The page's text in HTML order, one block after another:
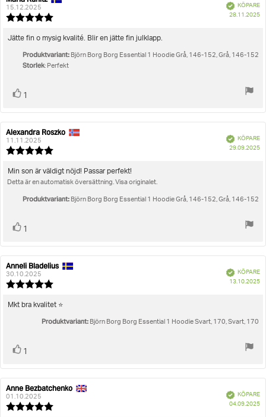
15.12.2025
utav
stjärnor
BekräftadKÖPARE
28.11.2025
Recensionstext:
Jätte fin o mysig kvalité. Blir en jätte fin julklapp.
Produktvariant: Björn Borg Borg Essential 1 Hoodie Grå, 146-152, Grå, 146-152
Storlek: Perfekt
Rösta
1
Recensionsförfattare:
Alexandra Roszko
11.11.2025
utav
BekräftadKÖPARE
29.09.2025
Recensionstext:
Min son är väldigt nöjd! Passar perfekt!
Detta är en automatisk översättning. Visa originalet.
Produktvariant: Björn Borg Borg Essential 1 Hoodie Grå, 146-152, Grå, 146-152
Rösta
1
Recensionsförfattare:
Anneli Bladelius
30.10.2025
utav
stjärnor
BekräftadKÖPARE
13.10.2025
Recensionstext:
Mkt bra kvalitet ⭐️
Produktvariant: Björn Borg Borg Essential 1 Hoodie Svart, 170, Svart, 170
Rösta
1
Recensionsförfattare:
Anne Bezbatchenko
01.10.2025
BekräftadKÖPARE
04.09.2025